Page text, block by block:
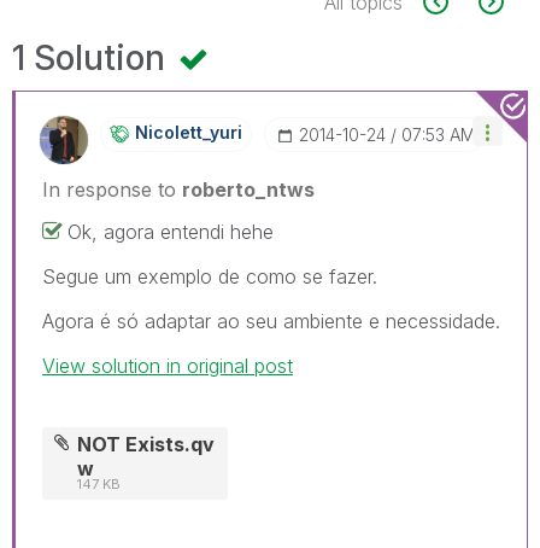
1 Solution
Nicolett_yuri ‎2014-10-24 07:53 AM
In response to roberto_ntws
Ok, agora entendi hehe
Segue um exemplo de como se fazer.
Agora é só adaptar ao seu ambiente e necessidade.
View solution in original post
NOT Exists.qv
w
147 KB